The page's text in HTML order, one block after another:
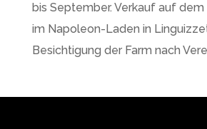
bis September. Verkauf auf
im Napoleon-Laden in
Besichtigung der Farm nach